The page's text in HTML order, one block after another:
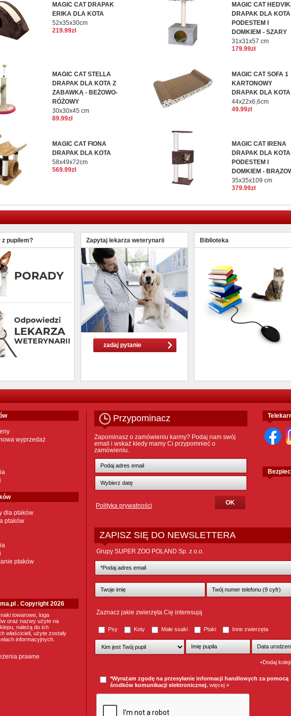
MAGIC CAT DRAPAK
ERIKA DLA KOTA
52x35x30cm
219.99zł
MAGIC CAT
DRAPAK DLA
PODESTEM I
DOMKIEM - SZARY
31x31x57 cm
179.99zł
MAGIC CAT STELLA
DRAPAK DLA KOTA Z
ZABAWKĄ - BEŻOWO-
RÓŻOWY
30x30x45 cm
89.99zł
MAGIC CAT SOFA 1
KARTONOWY
DRAPAK DLA KOTA
44x22x6,6cm
49.99zł
MAGIC CAT FIONA
DRAPAK DLA KOTA
58x49x72cm
569.99zł
MAGIC CAT IRENA
DRAPAK DLA
PODESTEM I
DOMKIEM -
35x35x109 cm
379.99zł
z pupilem? Zapytaj lekarza weterynarii
zadaj pytanie
Biblioteka
wyprzedaż
dla ptaków
ptaków
ptaków
. Copyright 2026
towarowe, loga
oraz nazwy użyte na
należą do ich
właścicieli, użyte zostały
informacyjnych.
prawne
Przypominacz
Zapominasz o zamówieniu karmy? Podaj nam swój
email i wskaż kiedy mamy Ci przypomnieć o
zamówieniu.
Polityka prywatności
ZAPISZ SIĘ DO NEWSLETTERA
Grupy SUPER ZOO POLAND Sp. z o.o.
Zaznacz jakie zwierzęta Cię interesują
Psy Koty Małe ssaki Ptaki Inne zwierzęta
+Dodaj
*Wyrażam zgodę na przesyłanie informacji handlowych za pomocą
środków komunikacji elektronicznej. więcej »